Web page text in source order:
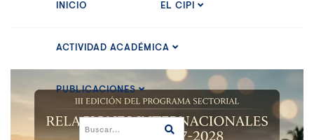
INICIO EL CIPI
ACTIVIDAD ACADÉMICA
PUBLICACIONES